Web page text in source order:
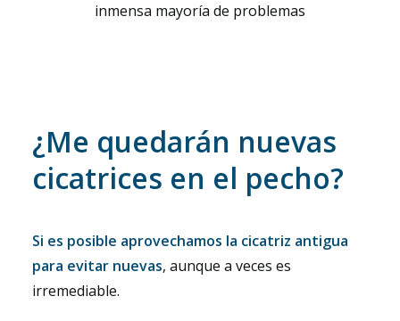
inmensa mayoría de problemas
¿Me quedarán nuevas
cicatrices en el pecho?
Si es posible aprovechamos la cicatriz antigua
para evitar nuevas, aunque a veces es
irremediable.